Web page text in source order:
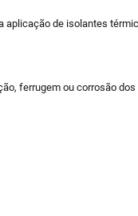
de isolantes
ferrugem ou corrosão